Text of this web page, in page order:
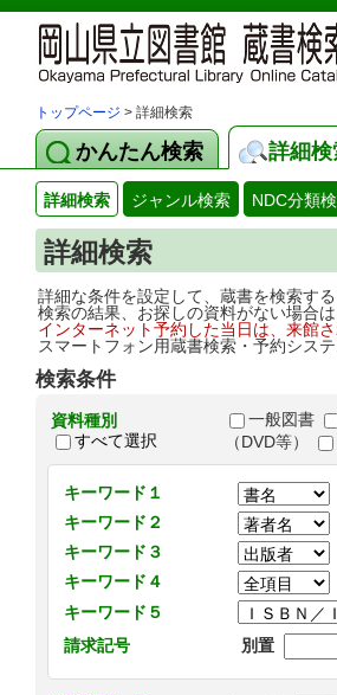
トップページ > 詳細検索
かんたん検索 詳細検
詳細検索 ジャンル検索 NDC分類
詳細検索
詳細な条件を設定して、蔵書を検索する
検索の結果、お探しの資料がない場合
インターネット予約した当日は、来館
スマートフォン用蔵書検索・予約シス
検索条件
資料種別
すべて選択
一般図書
（DVD等）
キーワード１
キーワード２
キーワード３
キーワード４
キーワード５
請求記号
別置